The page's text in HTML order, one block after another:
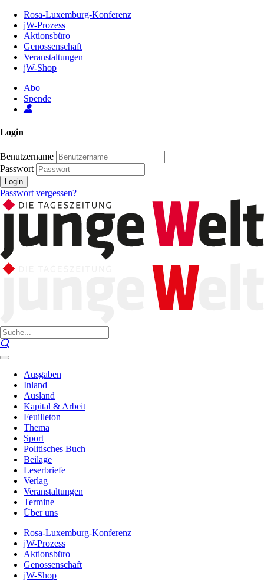
Inhalt
Seite
Rosa-Luxemburg-Konferenz
jW-Prozess
Aktionsbüro
Genossenschaft
Veranstaltungen
jW-Shop
Abo
Spende
Login
Benutzername
Passwort
Login
Passwort vergessen?
Ausgaben
Inland
Ausland
Kapital & Arbeit
Feuilleton
Thema
Sport
Politisches Buch
Beilage
Leserbriefe
Verlag
Veranstaltungen
Termine
Über uns
Rosa-Luxemburg-Konferenz
jW-Prozess
Aktionsbüro
Genossenschaft
jW-Shop